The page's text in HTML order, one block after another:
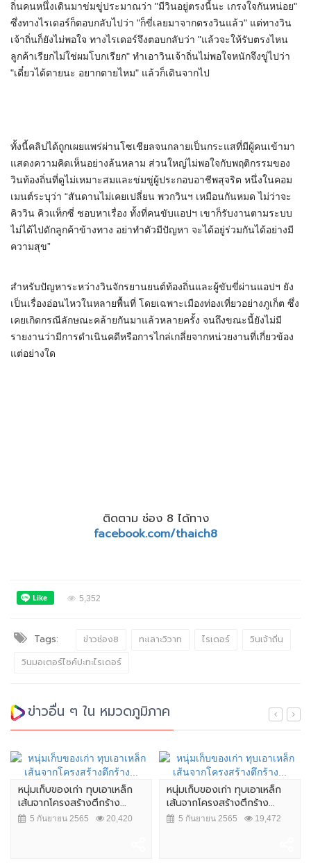
ถิ่นคนหนึ่งเดินมาข่มขู่ประมาณว่า "มีวินอยู่ตรงนี้นะ เกรงใจกันหน่อย"
ซึ่งทางไรเดอร์ก็ตอบกลับไปว่า "ก็ขี่เลยมาจากตรงวินแล้ว" แต่ทางวิน
เจ้าถิ่นก็ยังไม่พอใจ ทางไรเดอร์จึงตอบกลับว่า "แล้วจะให้รับตรงไหน
ลูกค้าเรียกไม่ใช่ผมโบกเรียก" ทำเอาวินเจ้าถิ่นไม่พอใจหนักจึงขู่ไปว่า
"เดี๋ยวได้ตายนะ อยากตายไหม" แล้วก็เดินจากไป
ทั้งนี้คลิปได้ถูกเผยแพร่ผ่านโซเชียลจนกลายเป็นกระแสที่มีผู้คนเข้ามา
แสดงความคิดเห็นอย่างล้นหลาม ส่วนใหญ่ไม่พอใจกับพฤติกรรมของ
วินท้องถิ่นที่ดูไม่เหมาะสมและข่มขู่ผู้ประกอบอาชีพสุจริต หนึ่งในคอม
เมนต์ระบุว่า “สันดานไม่เคยเปลี่ยน พวกวินฯ เหมือนกันหมด ไม่ว่าจะ
คิววิน คิวแท็กซี่ ชอบหาเรื่อง ทั้งที่คนขับแอปฯ เขาก็รับงานตามระบบ
ไม่ได้ไปดักลูกค้าข้างทาง อย่าทำตัวมีปัญหา จะได้อยู่ร่วมกันได้อย่างมี
ความสุข”
สำหรับปัญหาระหว่างวินจักรยานยนต์ท้องถิ่นและผู้ขับขี่ผ่านแอปฯ ยัง
เป็นเรื่องอ่อนไหวในหลายพื้นที่ โดยเฉพาะเมืองท่องเที่ยวอย่างภูเก็ต ซึ่ง
เคยเกิดกรณีลักษณะคล้ายกันมาแล้วหลายครั้ง จนถึงขณะนี้ยังไม่มี
รายงานว่ามีการดำเนินคดีหรือการไกล่เกลี่ยจากหน่วยงานที่เกี่ยวข้อง
แต่อย่างใด
ติดตาม ช่อง 8 ได้ทาง
facebook.com/thaich8
5,352
Tags: ข่าวช่อง8 ทะเลาะวิวาท ไรเดอร์
วินเจ้าถิ่น
วินมอเตอร์ไซค์ปะทะไรเดอร์
ข่าวอื่น ๆ ใน หมวดภูมิภาค
หนุ่มเก็บของเก่า ทุบเอาเหล็ก
เส้นจากโครงสร้างตึกร้าง...
5 กันยายน 2565 20,420
หนุ่มเก็บของเก่า ทุบเอาเหล็ก
เส้นจากโครงสร้างตึกร้าง...
5 กันยายน 2565 19,472